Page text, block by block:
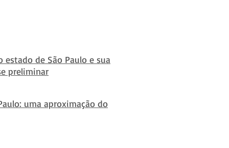
de São Paulo e sua
preliminar
uma aproximação do